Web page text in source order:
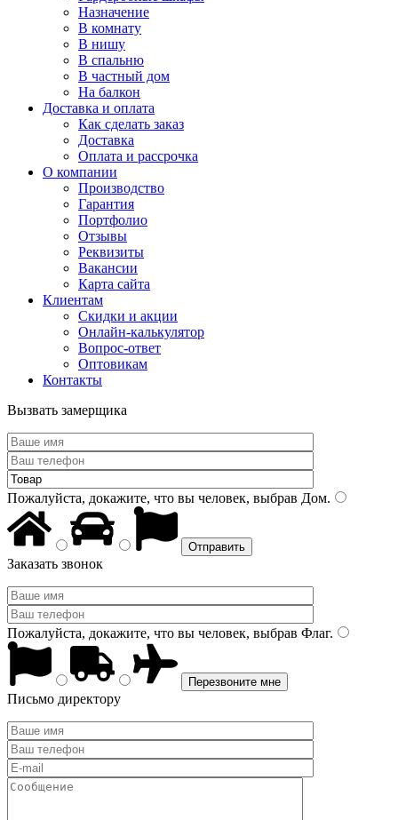
Назначение
В комнату
В нишу
В спальню
В частный дом
На балкон
Доставка и оплата
Как сделать заказ
Доставка
Оплата и рассрочка
О компании
Производство
Гарантия
Портфолио
Отзывы
Реквизиты
Вакансии
Карта сайта
Клиентам
Скидки и акции
Онлайн-калькулятор
Вопрос-ответ
Оптовикам
Контакты
Вызвать замерщика
Пожалуйста, докажите, что вы человек, выбрав Дом.
Заказать звонок
Пожалуйста, докажите, что вы человек, выбрав Флаг.
Письмо директору